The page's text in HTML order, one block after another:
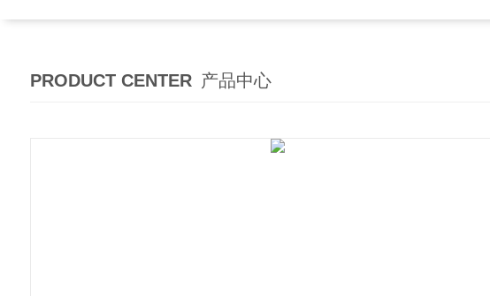
PRODUCT CENTER 产品中心